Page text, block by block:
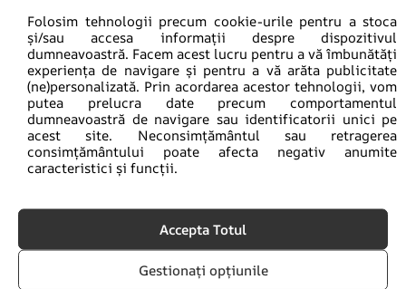
Folosim tehnologii precum cookie-urile pentru a stoca
și/sau accesa informații despre dispozitivul
dumneavoastră. Facem acest lucru pentru a vă îmbunătăți
experiența de navigare și pentru a vă arăta publicitate
(ne)personalizată. Prin acordarea acestor tehnologii, vom
putea prelucra date precum comportamentul
dumneavoastră de navigare sau identificatorii unici pe
acest site. Neconsimțământul sau retragerea
consimțământului poate afecta negativ anumite
caracteristici și funcții.
Accepta Totul
Gestionați opțiunile
contact@lamural.ro
Luni - Vineri: 8:00 am - 4:00 pm